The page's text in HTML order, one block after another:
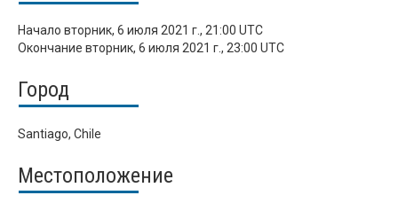
Начало вторник, 6 июля 2021 г., 21:00 UTC
Окончание вторник, 6 июля 2021 г., 23:00 UTC
Город
Santiago, Chile
Местоположение